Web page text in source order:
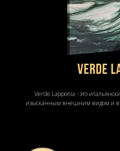
Verde
Verde Lapponia - это
изысканным внешним видом и